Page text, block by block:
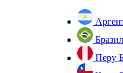
Перу